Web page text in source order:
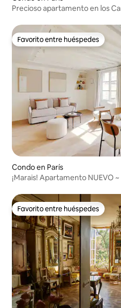
Precioso apartamento en los
Favorito entre huéspedes
Favorito entre huéspedes
Condo en París
¡Marais! Apartamento NUEVO
Favorito entre huéspedes
Favorito entre huéspedes